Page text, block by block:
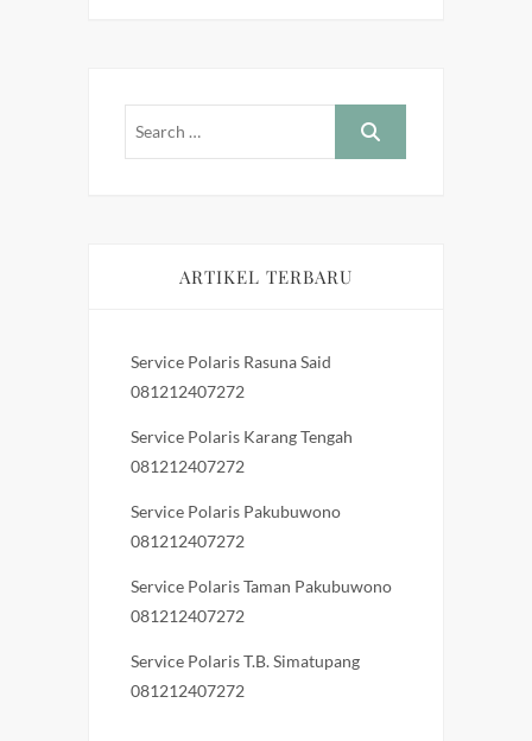
ARTIKEL TERBARU
Service Polaris Rasuna Said
081212407272
Service Polaris Karang Tengah
081212407272
Service Polaris Pakubuwono
081212407272
Service Polaris Taman Pakubuwono
081212407272
Service Polaris T.B. Simatupang
081212407272